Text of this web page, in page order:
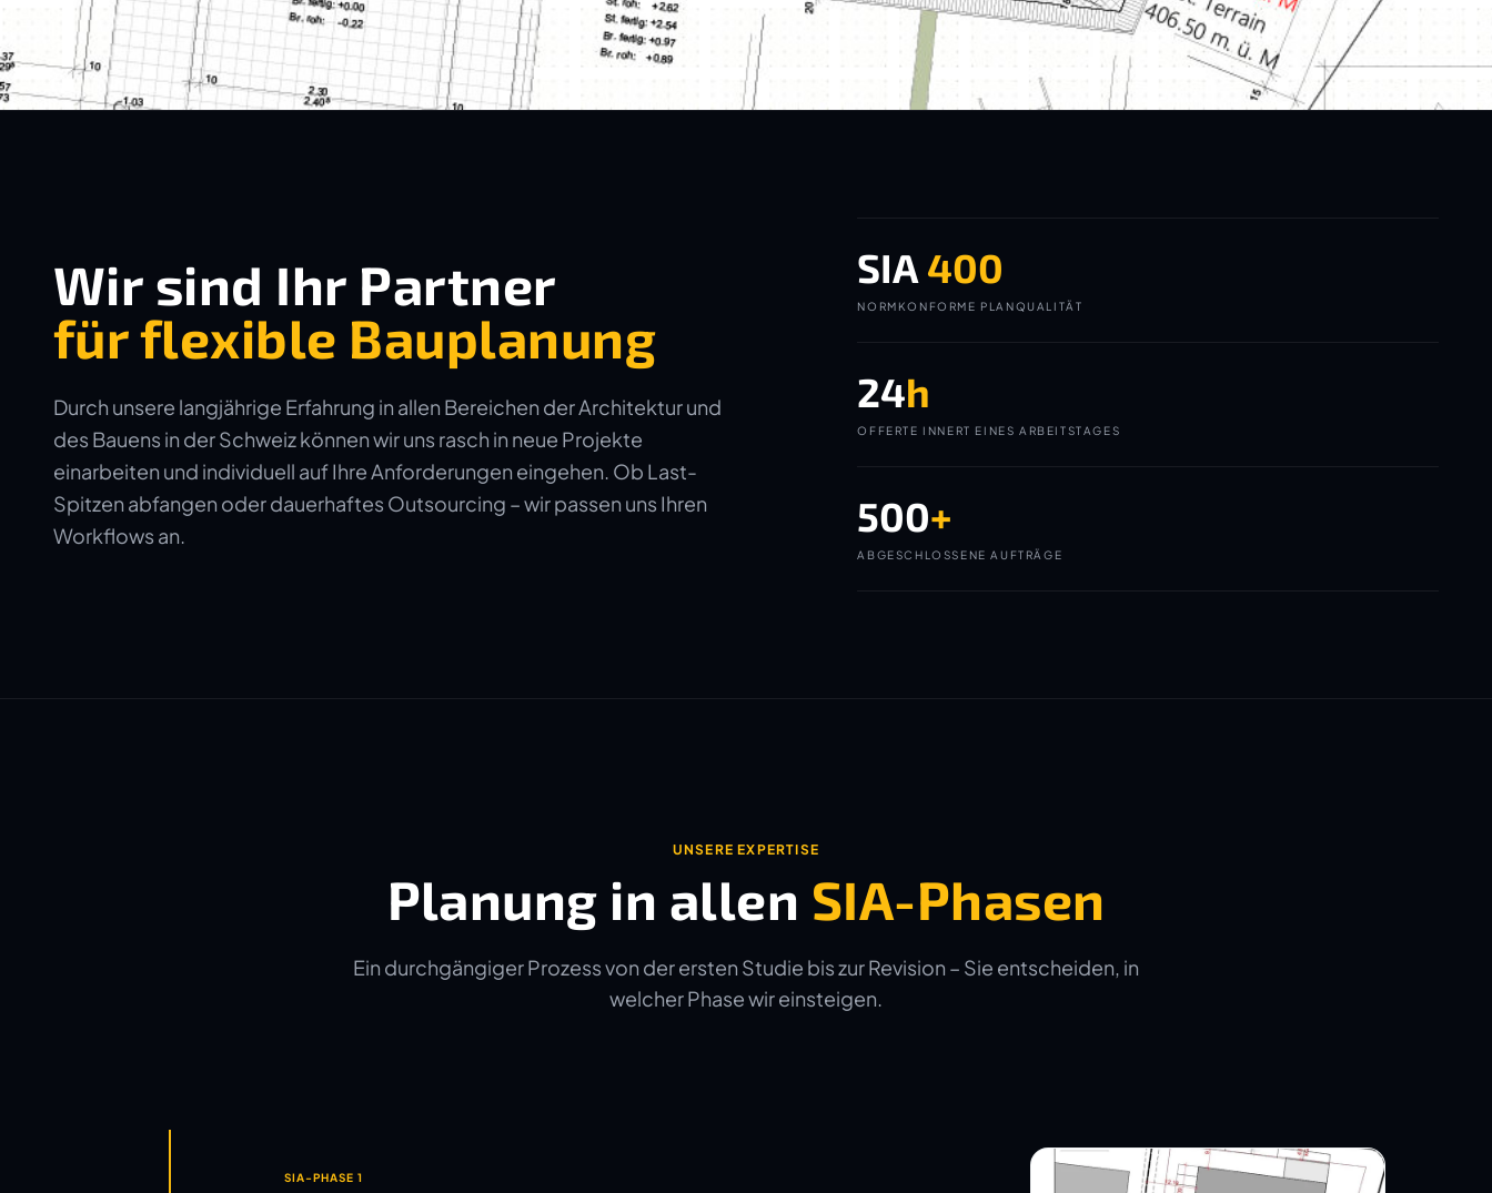
Wir sind Ihr Partner
für flexible Bauplanung
Durch unsere langjährige Erfahrung in allen Bereichen der Architektur und
des Bauens in der Schweiz können wir uns rasch in neue Projekte
einarbeiten und individuell auf Ihre Anforderungen eingehen. Ob Last-
Spitzen abfangen oder dauerhaftes Outsourcing – wir passen uns Ihren
Workflows an.
SIA 400
NORMKONFORME PLANQUALITÄT
24h
OFFERTE INNERT EINES ARBEITSTAGES
500+
ABGESCHLOSSENE AUFTRÄGE
UNSERE EXPERTISE
Planung in allen SIA-Phasen
Ein durchgängiger Prozess von der ersten Studie bis zur Revision – Sie entscheiden, in
welcher Phase wir einsteigen.
SIA-PHASE 1